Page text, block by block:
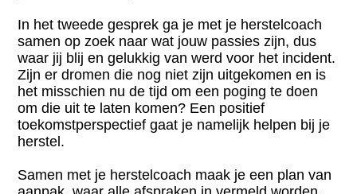
In het tweede gesprek ga je met je herstelcoach
samen op zoek naar wat jouw passies zijn, dus
waar jij blij en gelukkig van werd voor het incident.
Zijn er dromen die nog niet zijn uitgekomen en is
het misschien nu de tijd om een poging te doen
om die uit te laten komen? Een positief
toekomstperspectief gaat je namelijk helpen bij je
herstel.
Samen met je herstelcoach maak je een plan van